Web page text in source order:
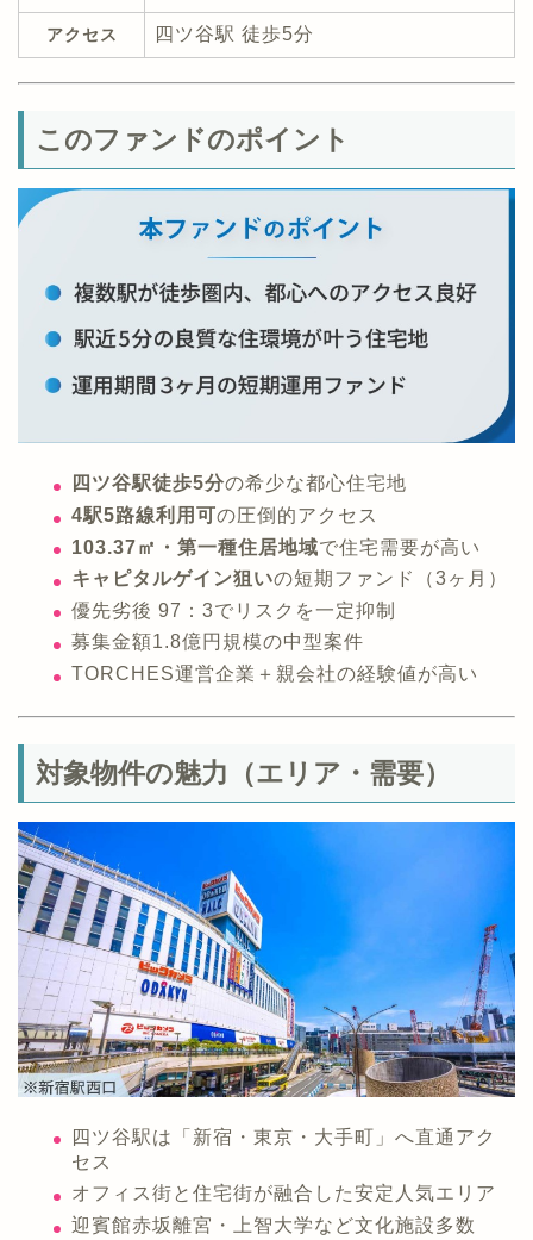
アクセス 四ツ谷駅 徒歩5分
このファンドのポイント
四ツ谷駅徒歩5分の希少な都心住宅地
4駅5路線利用可の圧倒的アクセス
103.37㎡・第一種住居地域で住宅需要が高い
キャピタルゲイン狙いの短期ファンド（3ヶ月）
優先劣後 97：3でリスクを一定抑制
募集金額1.8億円規模の中型案件
TORCHES運営企業＋親会社の経験値が高い
対象物件の魅力（エリア・需要）
四ツ谷駅は「新宿・東京・大手町」へ直通アク
セス
オフィス街と住宅街が融合した安定人気エリア
迎賓館赤坂離宮・上智大学など文化施設多数